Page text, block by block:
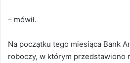
– mówił.
Na początku tego miesiąca Bank
roboczy, w którym przedstawiono